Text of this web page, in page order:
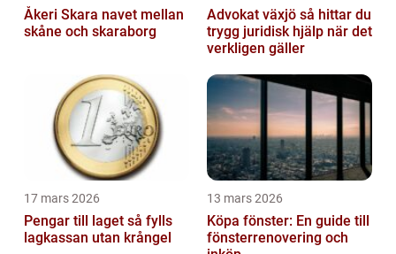
Åkeri Skara navet mellan
skåne och skaraborg
Advokat växjö så hittar du
trygg juridisk hjälp när det
verkligen gäller
17 mars 2026
Pengar till laget så fylls
lagkassan utan krångel
13 mars 2026
Köpa fönster: En guide till
fönsterrenovering och